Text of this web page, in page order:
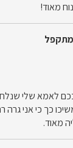
מאוד!
לאמא שלי
כך כי אני גרה
מאוד.